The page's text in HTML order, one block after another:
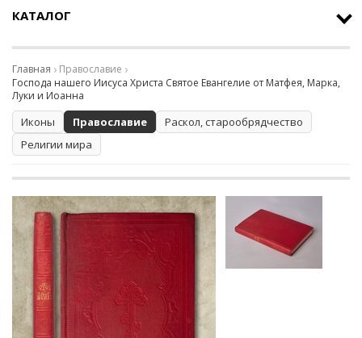
КАТАЛОГ
Главная
Православие
Господа нашего Иисуса Христа Святое Евангелие от Матфея, Марка,
Луки и Иоанна
Иконы Православие
Раскол, старообрядчество
Религии мира